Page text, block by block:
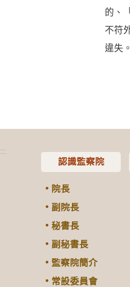
的、
不符
違失。
:::
認識監察院
院長
副院長
秘書長
副秘書長
監察院簡介
常設委員會